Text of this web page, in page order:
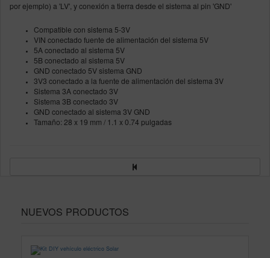
por ejemplo) a 'LV', y conexión a tierra desde el sistema al pin 'GND'
Compatible con sistema 5-3V
VIN conectado fuente de alimentación del sistema 5V
5A conectado al sistema 5V
5B conectado al sistema 5V
GND conectado 5V sistema GND
3V3 conectado a la fuente de alimentación del sistema 3V
Sistema 3A conectado 3V
Sistema 3B conectado 3V
GND conectado al sistema 3V GND
Tamaño: 28 x 19 mm / 1.1 x 0.74 pulgadas
NUEVOS PRODUCTOS